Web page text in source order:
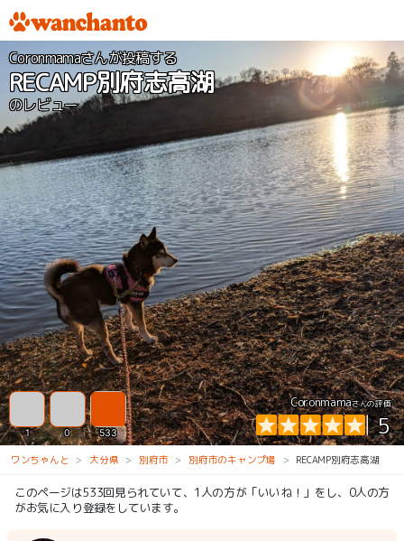
Coronmamaさんが投稿する
RECAMP別府志高湖
のレビュー
Coronmamaさんの評価
5
1 0 533
ワンちゃんと 大分県 別府市 別府市のキャンプ場 RECAMP別府志高湖
このページは533回見られていて、1人の方が「いいね！」をし、0人の方
がお気に入り登録をしています。